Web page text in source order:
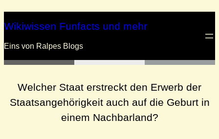
Inhalt
springen
Wikiwissen Funfacts und mehr
Eins von Ralpes Blogs
Welcher Staat erstreckt den Erwerb der
Staatsangehörigkeit auch auf die Geburt in
einem Nachbarland?